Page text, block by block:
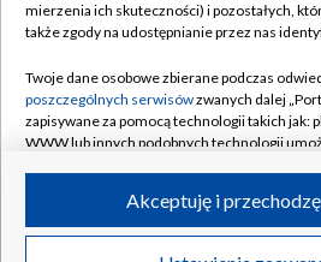
Naziemna Telewizja Cyfrowa
Rada Programowa
System NOS
Informacje o nadawcy
Program dla prasy
Pomoc
Kontakt
Kanały
©2026 Telewizja Polska
mierzenia ich skuteczności) i pozostałych,
także zgody na udostępnianie przez nas
Twoje dane osobowe zbierane podczas
poszczególnych serwisówzwanych dalej
zapisywane za pomocą technologii takich jak:
WWW lub innych podobnych technologii
ruchu w Internecie.
Twoje dane osobowe zbierane podczas
Akceptuję i